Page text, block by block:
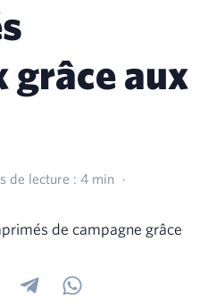
grâce aux
de lecture : 4 min ·
de campagne grâce